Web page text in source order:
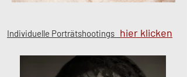
Individuelle Porträtshootings hier klicken